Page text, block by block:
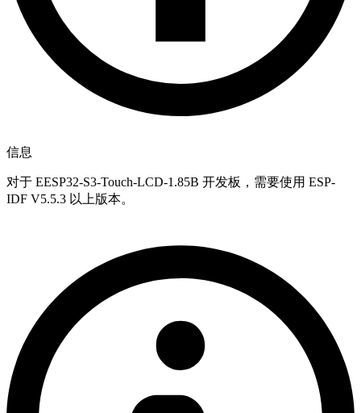
信息
对于 EESP32-S3-Touch-LCD-1.85B 开发板，需要使用 ESP-
IDF V5.5.3 以上版本。